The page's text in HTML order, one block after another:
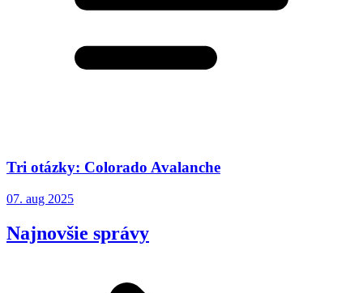
Tri otázky: Colorado Avalanche
07. aug 2025
Najnovšie správy